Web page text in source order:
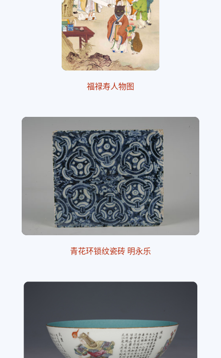
福禄寿人物图
青花环锁纹瓷砖 明永乐